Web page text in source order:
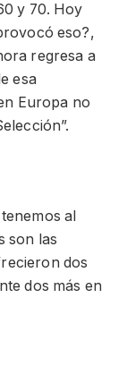
y 70. Hoy
eso?,
regresa a
esa
Europa no
al
son las
dos
dos más en